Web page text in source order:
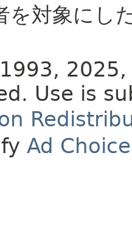
を対象にし
Use is
Ad